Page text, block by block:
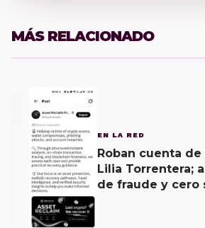
MÁS RELACIONADO
EN LA RED
Roban cuenta
Lilia Torrentera;
de fraude y cero